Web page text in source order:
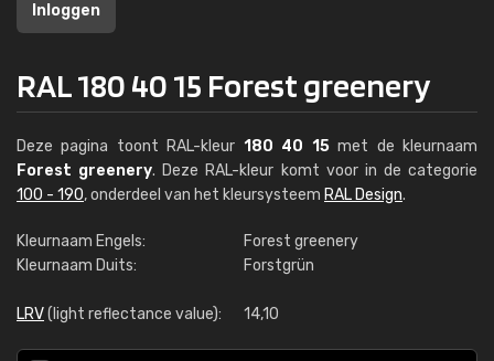
Inloggen
RAL 180 40 15 Forest greenery
Deze pagina toont RAL-kleur 180 40 15met de kleurnaam
Forest greenery. Deze RAL-kleur komt voor in de categorie
100 - 190, onderdeel van het kleursysteem RAL Design.
Kleurnaam Engels:
Forest greenery
Kleurnaam Duits:
Forstgrün
LRV(light reflectance value): 14,10